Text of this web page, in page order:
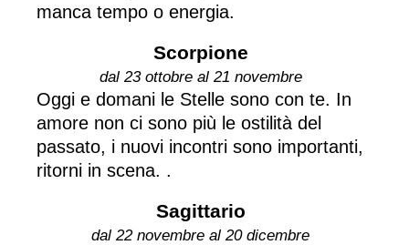
manca tempo o energia.
Scorpione
dal 23 ottobre al 21 novembre
Oggi e domani le Stelle sono con te. In
amore non ci sono più le ostilità del
passato, i nuovi incontri sono importanti,
ritorni in scena. .
Sagittario
dal 22 novembre al 20 dicembre